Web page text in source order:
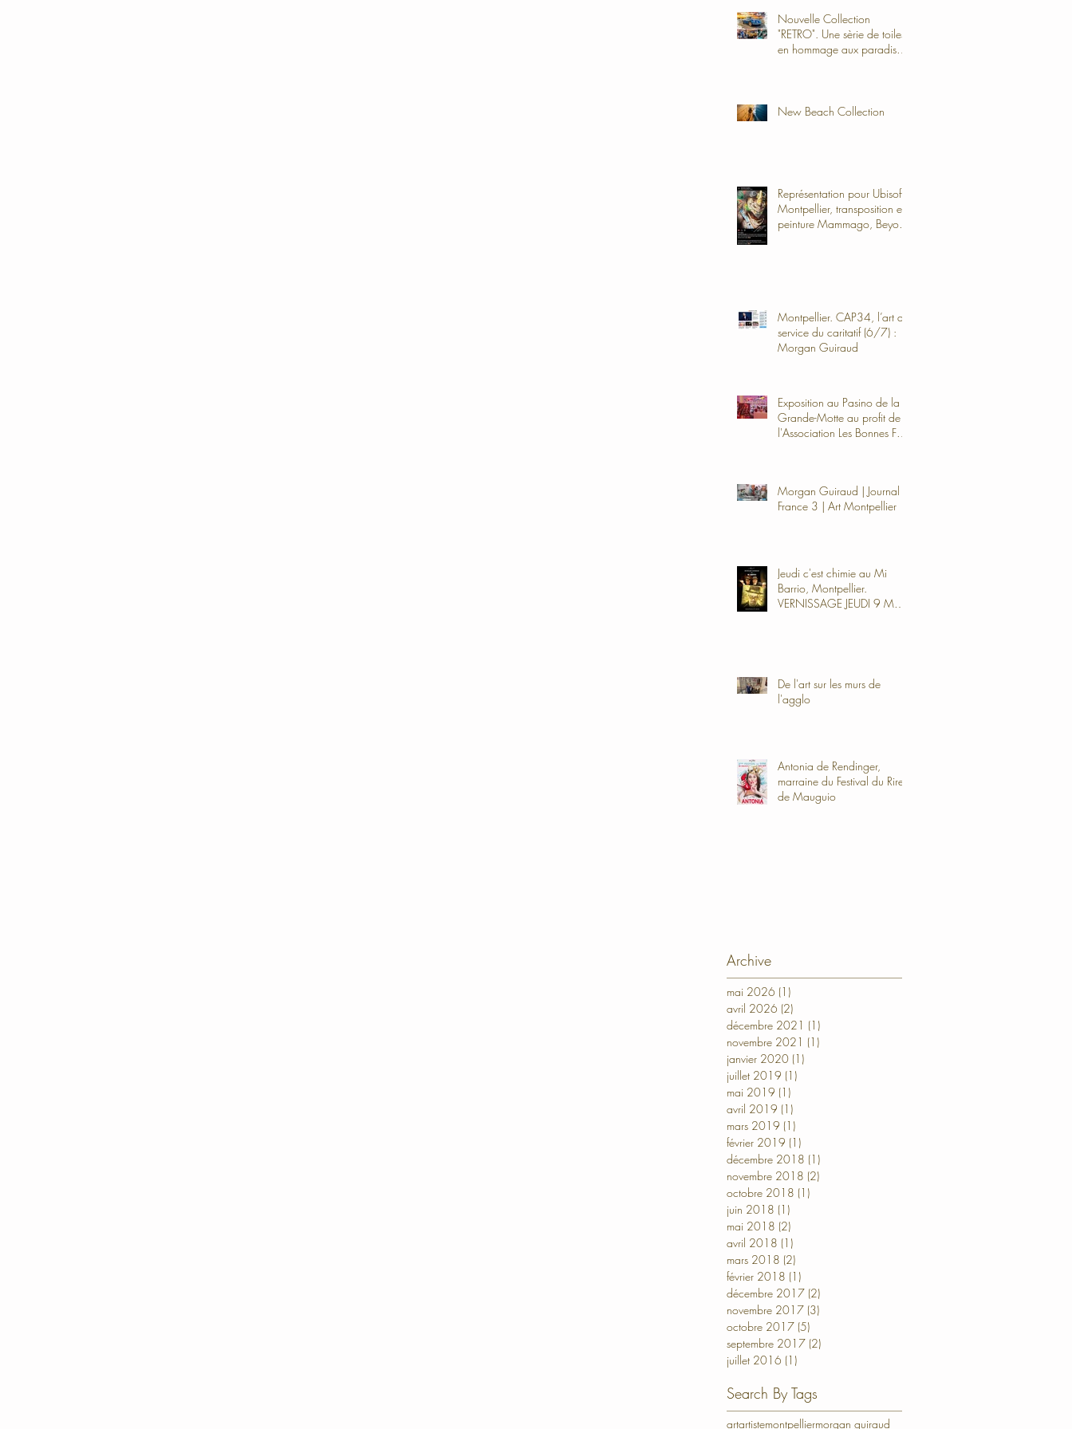
Nouvelle Collection
"RETRO". Une sèrie de toiles
en hommage aux paradis
Tirage au câble direction
New Beach Collection
Représentation pour Ubisoft
Montpellier, transposition en
peinture Mammago, Beyond
Montpellier. CAP34, l’art au
service du caritatif (6/7) :
Morgan Guiraud
Exposition au Pasino de la
Grande-Motte au profit de
l'Association Les Bonnes Fées
Morgan Guiraud | Journal
France 3 | Art Montpellier
Jeudi c'est chimie au Mi
Barrio, Montpellier.
VERNISSAGE JEUDI 9 MAI
De l'art sur les murs de
l'agglo
Antonia de Rendinger,
marraine du Festival du Rire
de Mauguio
Archive
mai 2026 (1)
avril 2026 (2)
décembre 2021 (1)
novembre 2021 (1)
janvier 2020 (1)
juillet 2019 (1)
mai 2019 (1)
avril 2019 (1)
mars 2019 (1)
février 2019 (1)
décembre 2018 (1)
novembre 2018 (2)
octobre 2018 (1)
juin 2018 (1)
mai 2018 (2)
avril 2018 (1)
mars 2018 (2)
février 2018 (1)
décembre 2017 (2)
novembre 2017 (3)
octobre 2017 (5)
septembre 2017 (2)
juillet 2016 (1)
Search By Tags
artartistemontpelliermorgan guiraud